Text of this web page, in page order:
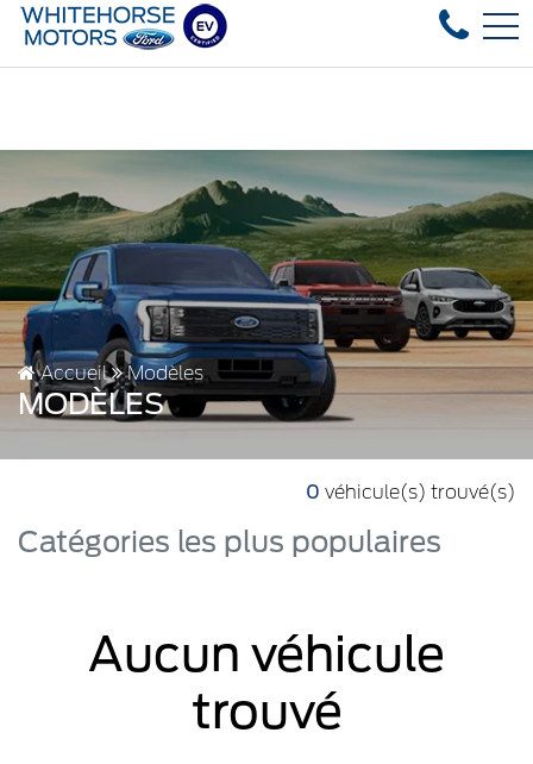
Over 35 used vehicles in stock, fast
4178 4th ave, Whitehorse, YT, CA Y1A 1J6
EN
Accueil Modèles
MODÈLES
0 véhicule(s) trouvé(s)
Catégories les plus populaires
Aucun véhicule
trouvé